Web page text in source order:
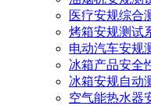
医疗安规综
烤箱安规测试
电动汽车安规
冰箱产品安全
冰箱安规自动
空气能热水器